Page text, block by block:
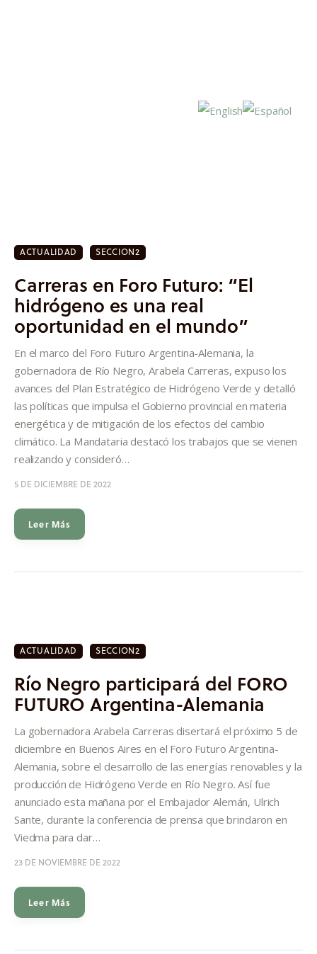
Investigación
Proyectos
Informes
Quiénes somos
ACTUALIDAD SECCION2
Carreras en Foro Futuro: “El
hidrógeno es una real
oportunidad en el mundo”
En el marco del Foro Futuro Argentina-Alemania, la
gobernadora de Río Negro, Arabela Carreras, expuso los
avances del Plan Estratégico de Hidrógeno Verde y detalló
las políticas que impulsa el Gobierno provincial en materia
energética y de mitigación de los efectos del cambio
climático. La Mandataria destacó los trabajos que se vienen
realizando y consideró…
5 DE DICIEMBRE DE 2022
Leer Más
ACTUALIDAD SECCION2
Río Negro participará del FORO
FUTURO Argentina-Alemania
La gobernadora Arabela Carreras disertará el próximo 5 de
diciembre en Buenos Aires en el Foro Futuro Argentina-
Alemania, sobre el desarrollo de las energías renovables y la
producción de Hidrógeno Verde en Río Negro. Así fue
anunciado esta mañana por el Embajador Alemán, Ulrich
Sante, durante la conferencia de prensa que brindaron en
Viedma para dar…
23 DE NOVIEMBRE DE 2022
Leer Más